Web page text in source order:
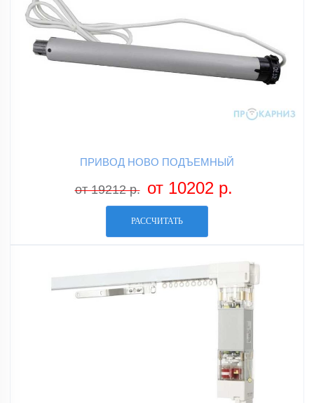
ПРИВОД НОВО ПОДЪЕМНЫЙ
от 19212 р. от 10202 р.
РАССЧИТАТЬ